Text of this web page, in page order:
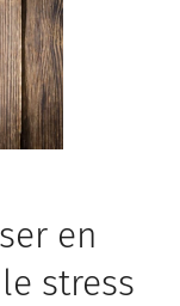
en
stress